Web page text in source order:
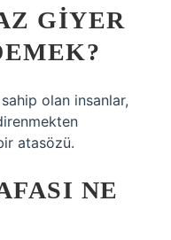
GIYER
olan insanlar,
atasözü.
NE